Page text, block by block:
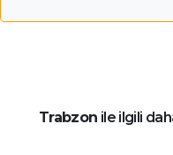
Trabzon ile ilgili